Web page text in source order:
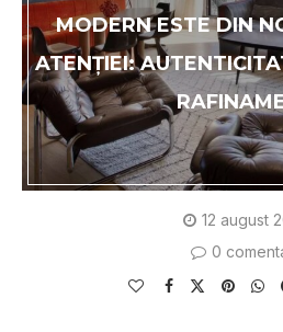
MODERN ESTE DIN
ATENȚIEI:
12 august
0